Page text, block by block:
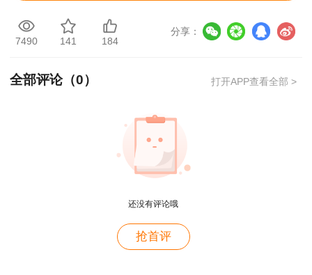
7490 141 184
分享：
全部评论（0） 打开APP查看全部 >
还没有评论哦
抢首评